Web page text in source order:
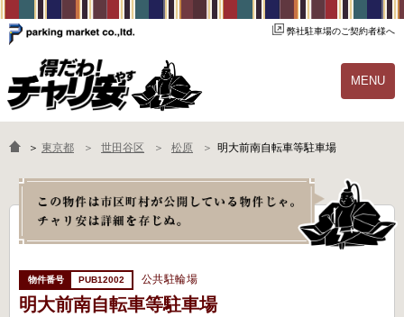
弊社駐車場のご契約者様へ
MENU
物件一覧 ご契約の流れ
よくあるご質問 駐輪場オーナー様へ
＞ 東京都 世田谷区 松原 明大前南自転車等駐車場
PUB12002 公共駐輪場
明大前南自転車等駐車場